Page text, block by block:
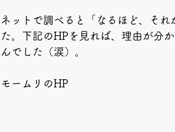
ネットで調べると「なるほど、それ
た。下記のHPを見れば、理由が分
んでした（涙）。
モームリのHP